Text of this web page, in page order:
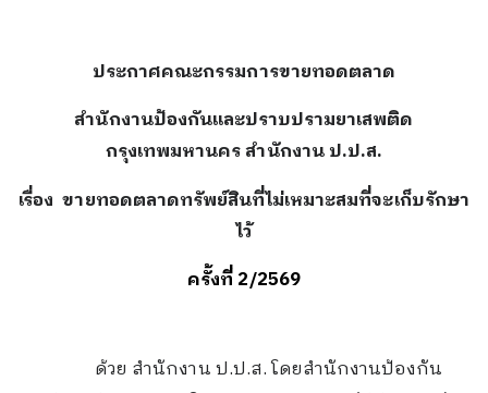
ประกาศคณะกรรมการขายทอดตลาด
สำนักงานป้องกันและปราบปรามยาเสพติด
กรุงเทพมหานคร สำนักงาน ป.ป.ส.
เรื่อง ขายทอดตลาดทรัพย์สินที่ไม่เหมาะสมที่จะเก็บรักษา
ไว้
ครั้งที่ 2/2569
ด้วย สำนักงาน ป.ป.ส.โดยสำนักงานป้องกัน